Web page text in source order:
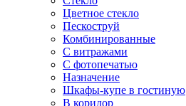
Цветное стекло
Пескоструй
Комбинированные
С витражами
С фотопечатью
Назначение
Шкафы-купе в гостиную
В коридор